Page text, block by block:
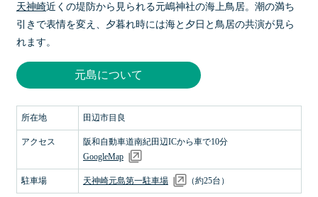
天神崎近くの堤防から見られる元嶋神社の海上鳥居。潮の満ち
引きで表情を変え、夕暮れ時には海と夕日と鳥居の共演が見ら
れます。
元島について
所在地 田辺市目良
アクセス
阪和自動車道南紀田辺ICから車で10分
GoogleMap
駐車場 天神崎元島第一駐車場 （約25台）